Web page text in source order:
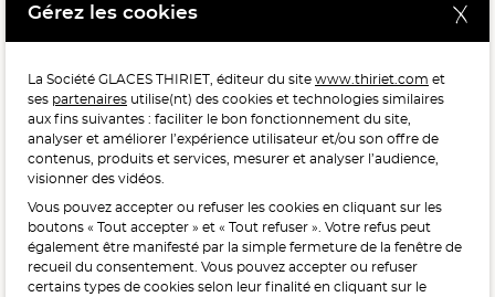
Meilleure chaîne de magasins, Meilleur e-commerçant, Meilleure relation clients : catégorie surgelés. Étude
POUR VOTRE SANTÉ, MANGEZ AU MOINS CINQ FRUITS ET
LÉGUMES PAR JOUR.WWW.MANGERBOUGER.FR
L'abus d'alcool est dangereux pour la santé, à consommer
avec modération.
Gérez les cookies
La Société GLACES THIRIET, éditeur du site www.thiriet.com et
ses partenaires utilise(nt) des cookies et technologies similaires
aux fins suivantes : faciliter le bon fonctionnement du site,
analyser et améliorer l’expérience utilisateur et/ou son offre de
contenus, produits et services, mesurer et analyser l’audience,
visionner des vidéos.
Vous pouvez accepter ou refuser les cookies en cliquant sur les
boutons « Tout accepter » et « Tout refuser ». Votre refus peut
également être manifesté par la simple fermeture de la fenêtre de
recueil du consentement. Vous pouvez accepter ou refuser
certains types de cookies selon leur finalité en cliquant sur le